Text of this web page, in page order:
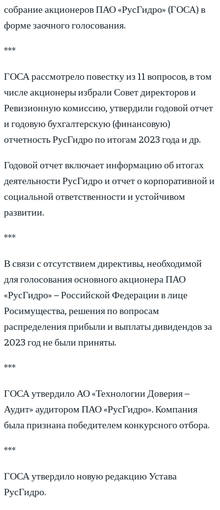
собрание акционеров ПАО «РусГидро» (ГОСА) в
форме заочного голосования.
***
ГОСА рассмотрело повестку из 11 вопросов, в том
числе акционеры избрали Совет директоров и
Ревизионную комиссию, утвердили годовой отчет
и годовую бухгалтерскую (финансовую)
отчетность РусГидро по итогам 2023 года и др.
Годовой отчет включает информацию об итогах
деятельности РусГидро и отчет о корпоративной и
социальной ответственности и устойчивом
развитии.
***
В связи с отсутствием директивы, необходимой
для голосования основного акционера ПАО
«РусГидро» – Российской Федерации в лице
Росимущества, решения по вопросам
распределения прибыли и выплаты дивидендов за
2023 год не были приняты.
***
ГОСА утвердило АО «Технологии Доверия –
Аудит» аудитором ПАО «РусГидро». Компания
была признана победителем конкурсного отбора.
***
ГОСА утвердило новую редакцию Устава
РусГидро.